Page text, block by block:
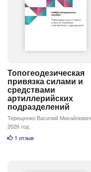
Топогеодезическая
привязка силами и
средствами
артиллерийских
подразделений
Терещенко Василий Михайлович
2026 год
1 отзыв